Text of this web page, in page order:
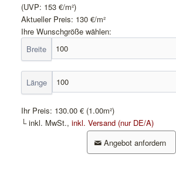
(UVP: 153€/m²)
Aktueller Preis: 130€/m²
Ihre Wunschgröße wählen:
Breite
Länge
Ihr Preis: 130.00 € (1.00m²)
└ inkl. MwSt., inkl. Versand (nur DE/A)
Angebot anfordern